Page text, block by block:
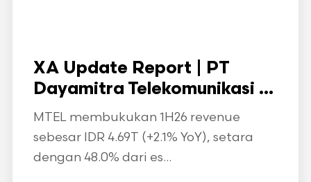
XA Update Report | PT
Dayamitra Telekomunikasi ...
MTEL membukukan 1H26 revenue
sebesar IDR 4.69T (+2.1% YoY), setara
dengan 48.0% dari es...